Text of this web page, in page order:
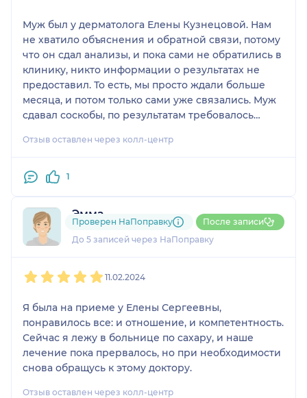
Муж был у дерматолога Елены Кузнецовой. Нам
не хватило объяснения и обратной связи, потому
что он сдал анализы, и пока сами не обратились в
клинику, никто информации о результатах не
предоставил. То есть, мы просто ждали больше
месяца, и потом только сами уже связались. Муж
сдавал соскобы, по результатам требовалось
назначение, не обязательно было ехать второй
очень мало. И вот, чтобы мужу съездить и
времени надо потратить — это бесполезно.
Можно было бы как-то договориться, чтобы
прислали назначение, а он бы оплатил это как
время, чтобы выяснить, где наши анализы.
поэтому пока непонятно по результату.
Отзыв оставлен через колл-центр
1
Эмма
1 отзыв
До 5 записей через НаПоправку
Проверен НаПоправку После записи
11.02.2024
Я была на приеме у Елены Сергеевны,
понравилось все: и отношение, и компетентность.
Сейчас я лежу в больнице по сахару, и наше
лечение пока прервалось, но при необходимости
снова обращусь к этому доктору.
Отзыв оставлен через колл-центр